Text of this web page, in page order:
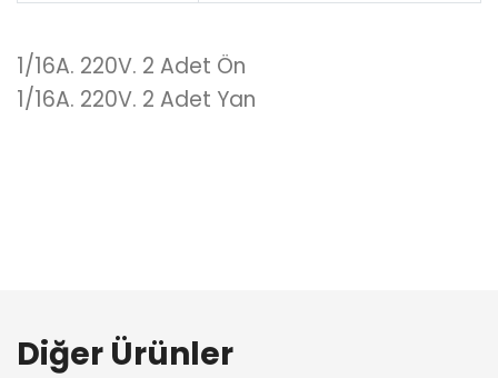
1/16A. 220V. 2 Adet Ön
1/16A. 220V. 2 Adet Yan
Diğer Ürünler